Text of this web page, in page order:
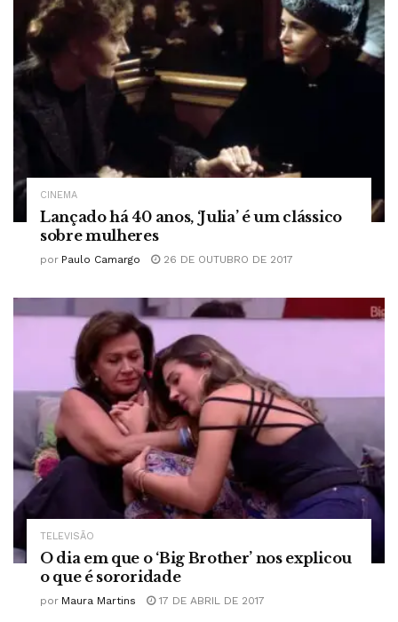
CINEMA
Lançado há 40 anos, ‘Julia’ é um clássico
sobre mulheres
por Paulo Camargo 26 DE OUTUBRO DE 2017
TELEVISÃO
O dia em que o ‘Big Brother’ nos explicou
o que é sororidade
por Maura Martins 17 DE ABRIL DE 2017